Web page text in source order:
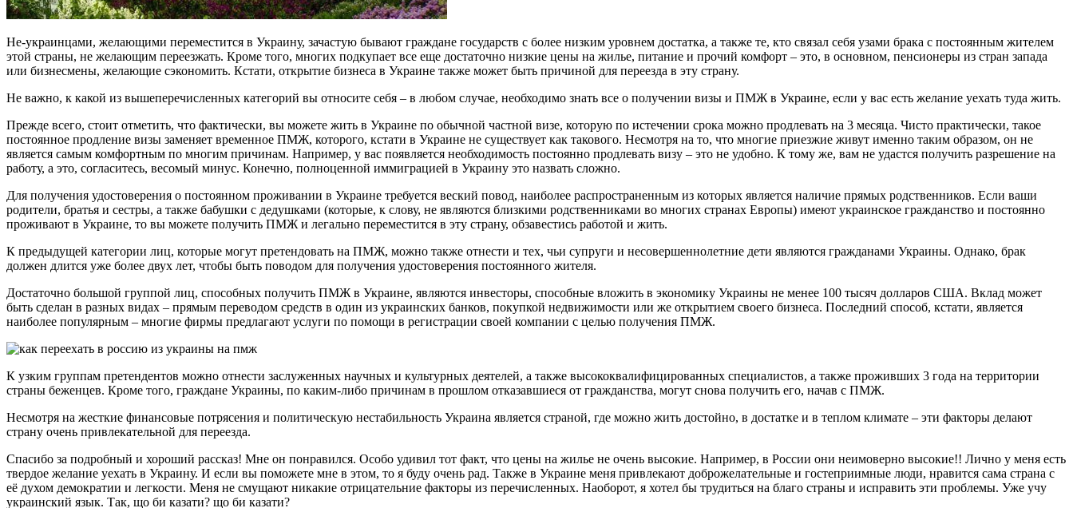
Не-украинцами, желающими переместится в Украину, зачастую бывают граждане государств с более низким уровнем достатка, а также те, кто связал себя узами брака с постоянным жителем
этой страны, не желающим переезжать. Кроме того, многих подкупает все еще достаточно низкие цены на жилье, питание и прочий комфорт – это, в основном, пенсионеры из стран запада
или бизнесмены, желающие сэкономить. Кстати, открытие бизнеса в Украине также может быть причиной для переезда в эту страну.
Не важно, к какой из вышеперечисленных категорий вы относите себя – в любом случае, необходимо знать все о получении визы и ПМЖ в Украине, если у вас есть желание уехать туда жить.
Прежде всего, стоит отметить, что фактически, вы можете жить в Украине по обычной частной визе, которую по истечении срока можно продлевать на 3 месяца. Чисто практически, такое
постоянное продление визы заменяет временное ПМЖ, которого, кстати в Украине не существует как такового. Несмотря на то, что многие приезжие живут именно таким образом, он не
является самым комфортным по многим причинам. Например, у вас появляется необходимость постоянно продлевать визу – это не удобно. К тому же, вам не удастся получить разрешение на
работу, а это, согласитесь, весомый минус. Конечно, полноценной иммиграцией в Украину это назвать сложно.
Для получения удостоверения о постоянном проживании в Украине требуется веский повод, наиболее распространенным из которых является наличие прямых родственников. Если ваши
родители, братья и сестры, а также бабушки с дедушками (которые, к слову, не являются близкими родственниками во многих странах Европы) имеют украинское гражданство и постоянно
проживают в Украине, то вы можете получить ПМЖ и легально переместится в эту страну, обзавестись работой и жить.
К предыдущей категории лиц, которые могут претендовать на ПМЖ, можно также отнести и тех, чьи супруги и несовершеннолетние дети являются гражданами Украины. Однако, брак
должен длится уже более двух лет, чтобы быть поводом для получения удостоверения постоянного жителя.
Достаточно большой группой лиц, способных получить ПМЖ в Украине, являются инвесторы, способные вложить в экономику Украины не менее 100 тысяч долларов США. Вклад может
быть сделан в разных видах – прямым переводом средств в один из украинских банков, покупкой недвижимости или же открытием своего бизнеса. Последний способ, кстати, является
наиболее популярным – многие фирмы предлагают услуги по помощи в регистрации своей компании с целью получения ПМЖ.
К узким группам претендентов можно отнести заслуженных научных и культурных деятелей, а также высококвалифицированных специалистов, а также проживших 3 года на территории
страны беженцев. Кроме того, граждане Украины, по каким-либо причинам в прошлом отказавшиеся от гражданства, могут снова получить его, начав с ПМЖ.
Несмотря на жесткие финансовые потрясения и политическую нестабильность Украина является страной, где можно жить достойно, в достатке и в теплом климате – эти факторы делают
страну очень привлекательной для переезда.
Спасибо за подробный и хороший рассказ! Мне он понравился. Особо удивил тот факт, что цены на жилье не очень высокие. Например, в России они неимоверно высокие!! Лично у меня есть
твердое желание уехать в Украину. И если вы поможете мне в этом, то я буду очень рад. Также в Украине меня привлекают доброжелательные и гостеприимные люди, нравится сама страна с
её духом демократии и легкости. Меня не смущают никакие отрицательние факторы из перечисленных. Наоборот, я хотел бы трудиться на благо страны и исправить эти проблемы. Уже учу
украинский язык. Так, що би казати? що би казати?